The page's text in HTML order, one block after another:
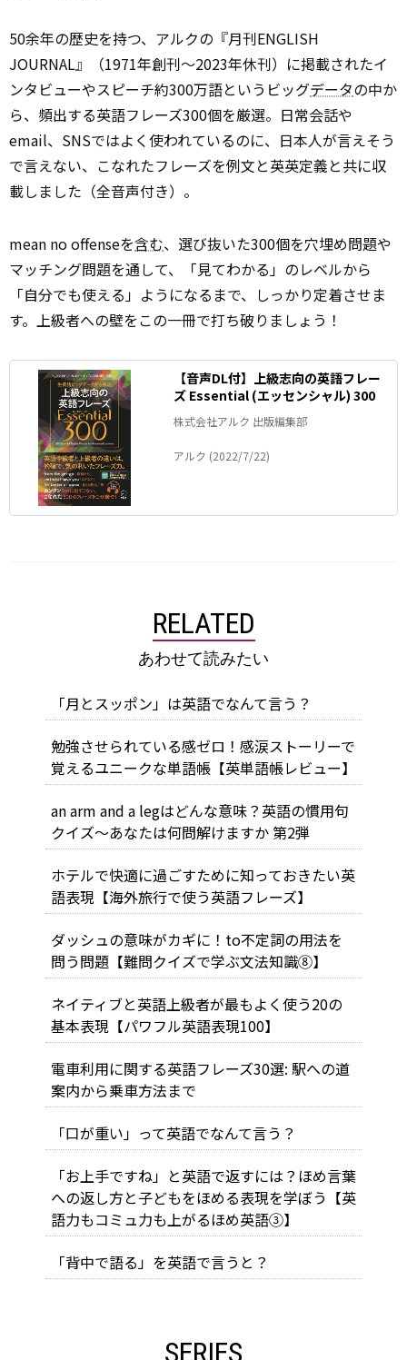
50余年の歴史を持つ、アルクの『月刊ENGLISH
JOURNAL』（1971年創刊～2023年休刊）に掲載されたイ
ンタビューやスピーチ約300万語というビッグデータの中か
ら、頻出する英語フレーズ300個を厳選。日常会話や
email、SNSではよく使われているのに、日本人が言えそう
で言えない、こなれたフレーズを例文と英英定義と共に収
載しました（全音声付き）。
mean no offenseを含む、選び抜いた300個を穴埋め問題や
マッチング問題を通して、「見てわかる」のレベルから
「自分でも使える」ようになるまで、しっかり定着させま
す。上級者への壁をこの一冊で打ち破りましょう！
【音声DL付】上級志向の英語フレー
ズ Essential (エッセンシャル) 300
株式会社アルク 出版編集部
アルク (2022/7/22)
RELATED
あわせて読みたい
「月とスッポン」は英語でなんて言う？
勉強させられている感ゼロ！感涙ストーリーで
覚えるユニークな単語帳【英単語帳レビュー】
an arm and a legはどんな意味？英語の慣用句
クイズ～あなたは何問解けますか 第2弾
ホテルで快適に過ごすために知っておきたい英
語表現【海外旅行で使う英語フレーズ】
ダッシュの意味がカギに！to不定詞の用法を
問う問題【難問クイズで学ぶ文法知識⑧】
ネイティブと英語上級者が最もよく使う20の
基本表現【パワフル英語表現100】
電車利用に関する英語フレーズ30選: 駅への道
案内から乗車方法まで
「口が重い」って英語でなんて言う？
「お上手ですね」と英語で返すには？ほめ言葉
への返し方と子どもをほめる表現を学ぼう【英
語力もコミュ力も上がるほめ英語③】
「背中で語る」を英語で言うと？
SERIES